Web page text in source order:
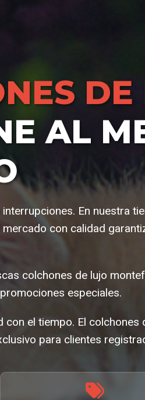
AL
En nuestra
con calidad
colchones de lujo
especiales.
el tiempo. El colchones
para clientes